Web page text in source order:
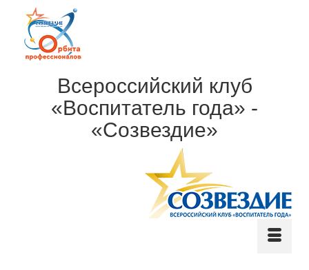
Всероссийский клуб
«Воспитатель года» -
«Созвездие»